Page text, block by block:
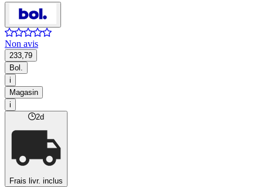
Non avis
233,79
Bol.
i
Magasin
i
2d
Frais livr. inclus